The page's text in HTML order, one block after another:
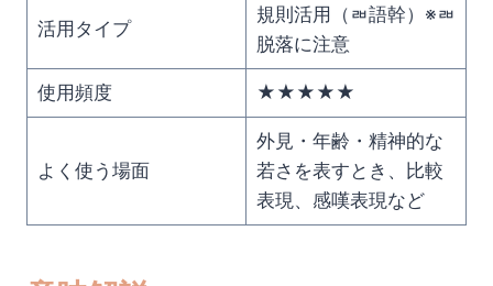
活用タイプ
規則活用（ㄼ語幹）※ㄼ
脱落に注意
使用頻度 ★★★★★
よく使う場面
外見・年齢・精神的な
若さを表すとき、比較
表現、感嘆表現など